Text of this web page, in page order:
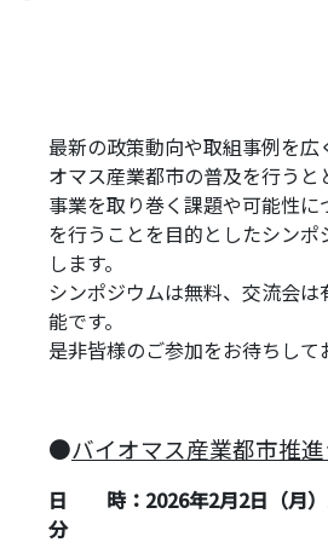
最新の政策動向や取組事例を広
オマス産業都市の普及を行う
事業を取り巻く課題や可能性
を行うことを目的としたシン
します。
シンポジウムは無料、交流会
能です。
是非皆様のご参加をお待ちして
●バイオマス産業都市推
日 時：2026年2月2日（月）
分